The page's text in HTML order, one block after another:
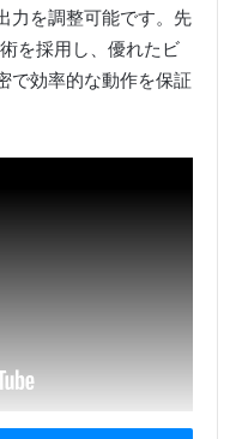
力を調整可能です。先
を採用し、優れたビ
で効率的な動作を保証